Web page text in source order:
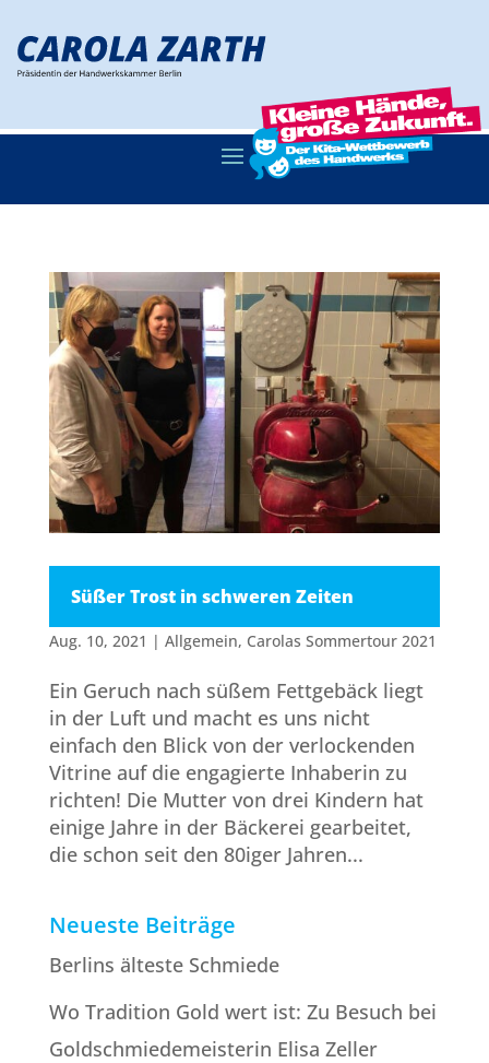
Süßer Trost in schweren Zeiten
Aug. 10, 2021 | Allgemein, Carolas Sommertour 2021
Ein Geruch nach süßem Fettgebäck liegt
in der Luft und macht es uns nicht
einfach den Blick von der verlockenden
Vitrine auf die engagierte Inhaberin zu
richten! Die Mutter von drei Kindern hat
einige Jahre in der Bäckerei gearbeitet,
die schon seit den 80iger Jahren...
Neueste Beiträge
Berlins älteste Schmiede
Wo Tradition Gold wert ist: Zu Besuch bei
Goldschmiede­meisterin Elisa Zeller